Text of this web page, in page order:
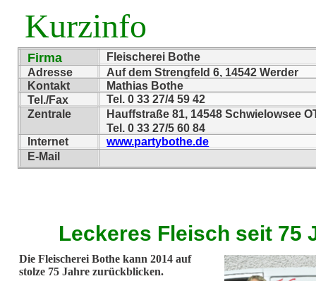
Die Fleischerei Bothe kann 2014 auf
stolze 75 Jahre zurückblicken.
Leckeres Fleisch seit 75
Kurzinfo
Firma
Fleischerei Bothe
Adresse
Auf dem Strengfeld 6, 14542 Werder
Kontakt
Mathias Bothe
Tel./Fax
Tel. 0 33 27/4 59 42
Zentrale
Hauffstraße 81, 14548 Schwielowsee
Tel. 0 33 27/5 60 84
Internet
www.partybothe.de
E-Mail